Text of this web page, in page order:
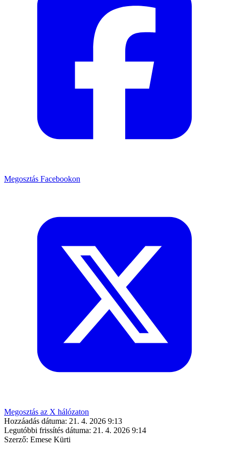
Megosztás Facebookon
Megosztás az X hálózaton
Hozzáadás dátuma: 21. 4. 2026 9:13
Legutóbbi frissítés dátuma: 21. 4. 2026 9:14
Szerző: Emese Kürti